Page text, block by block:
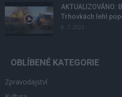
AKTUALIZOVÁNO:
Trhovkách lehl
8. 7. 2023
OBLÍBENÉ KATEGORIE
Zpravodajství